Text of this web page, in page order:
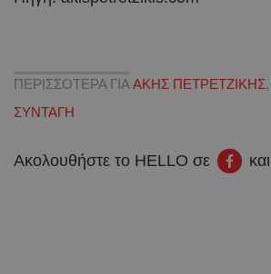
ΠΕΡΙΣΣΟΤΕΡΑ ΓΙΑ ΑΚΗΣ ΠΕΤΡΕΤΖΙΚΗΣ,
ΣΥΝΤΑΓΗ
Ακολουθήστε το HELLO σε και